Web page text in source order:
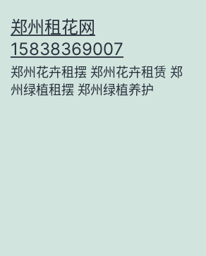
至
内
容
郑州租花网
15838369007
郑州花卉租摆 郑州花卉租赁 郑
州绿植租摆 郑州绿植养护